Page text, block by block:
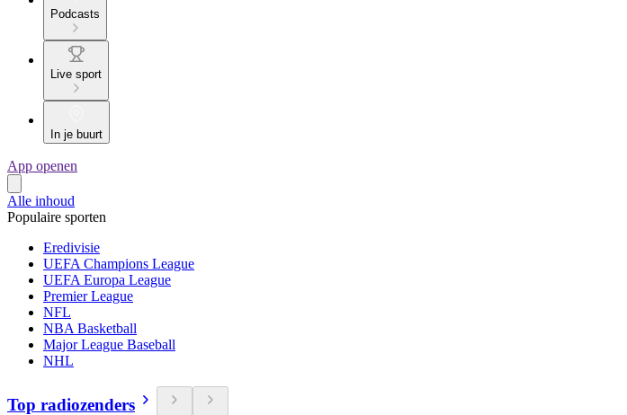
Podcasts
Live sport
In je buurt
App openen
Alle inhoud
Populaire sporten
Eredivisie
UEFA Champions League
UEFA Europa League
Premier League
NFL
NBA Basketball
Major League Baseball
NHL
Top radiozenders